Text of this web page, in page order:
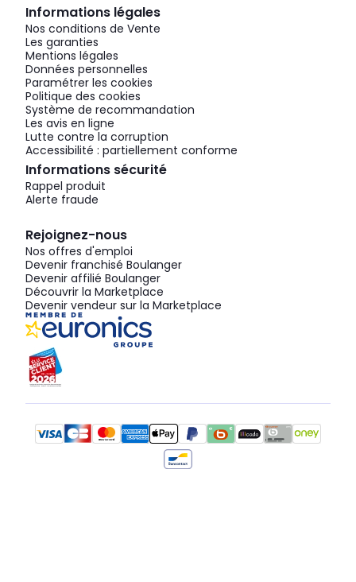
Informations légales
Nos conditions de Vente
Les garanties
Mentions légales
Données personnelles
Paramétrer les cookies
Politique des cookies
Système de recommandation
Les avis en ligne
Lutte contre la corruption
Accessibilité : partiellement conforme
Informations sécurité
Rappel produit
Alerte fraude
Rejoignez-nous
Nos offres d'emploi
Devenir franchisé Boulanger
Devenir affilié Boulanger
Découvrir la Marketplace
Devenir vendeur sur la Marketplace